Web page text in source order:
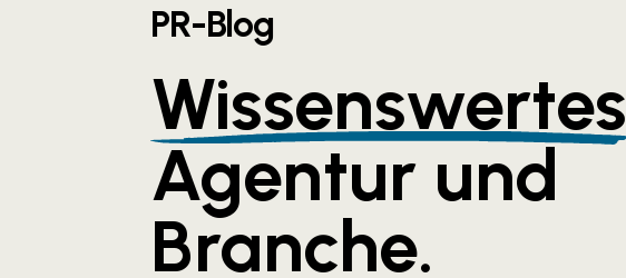
PR-Blog
Wissenswertes
Agentur und
Branche.